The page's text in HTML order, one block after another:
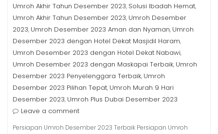
Umroh Akhir Tahun Desember 2023, Solusi Ibadah Hemat,
Umroh Akhir Tahun Desember 2023, Umroh Desember
2023, Umroh Desember 2023 Aman dan Nyaman, Umroh
Desember 2023 dengan Hotel Dekat Masjidil Haram,
Umroh Desember 2023 dengan Hotel Dekat Nabawi,
Umroh Desember 2023 dengan Maskapai Terbaik, Umroh
Desember 2023 Penyelenggara Terbaik, Umroh
Desember 2023 Pilihan Tepat, Umroh Murah 9 Hari
Desember 2023, Umroh Plus Dubai Desember 2023
Leave a comment
Persiapan Umroh Desember 2023 Terbaik Persiapan Umroh